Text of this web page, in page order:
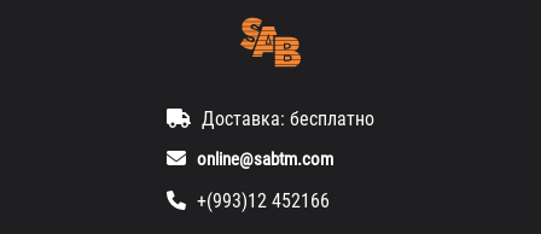
Доставка: бесплатно
online@sabtm.com
+(993)12 452166